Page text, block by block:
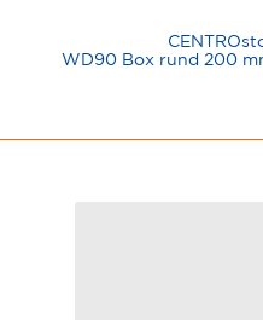
WD90 Box rund 200